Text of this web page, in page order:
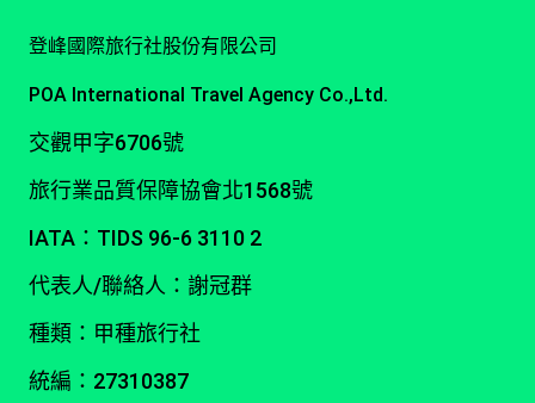
登峰國際旅行社股份有限公司
POA International Travel Agency Co.,Ltd.
交觀甲字6706號
旅行業品質保障協會北1568號
IATA：TIDS 96-6 3110 2
代表人/聯絡人：謝冠群
種類：甲種旅行社
統編：27310387